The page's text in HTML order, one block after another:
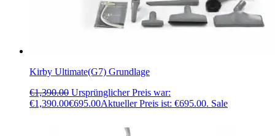
Kirby Ultimate(G7) Grundlage
€1,390.00 Ursprünglicher Preis war:
€1,390.00€695.00Aktueller Preis ist: €695.00. Sale